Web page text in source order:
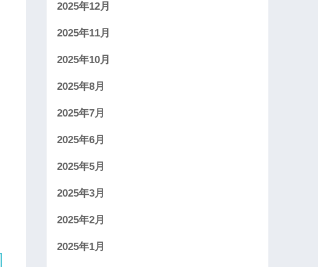
2025年12月
2025年11月
2025年10月
2025年8月
2025年7月
2025年6月
2025年5月
2025年3月
2025年2月
2025年1月